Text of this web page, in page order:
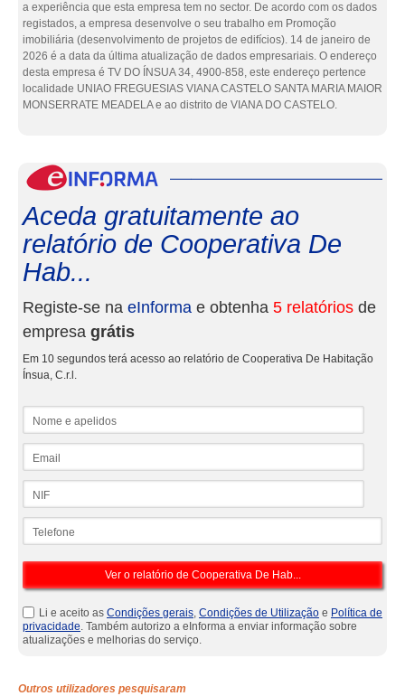
a experiência que esta empresa tem no sector. De acordo com os dados
registados, a empresa desenvolve o seu trabalho em Promoção
imobiliária (desenvolvimento de projetos de edifícios). 14 de janeiro de
2026 é a data da última atualização de dados empresariais. O endereço
desta empresa é TV DO ÍNSUA 34, 4900-858, este endereço pertence
localidade UNIAO FREGUESIAS VIANA CASTELO SANTA MARIA MAIOR
MONSERRATE MEADELA e ao distrito de VIANA DO CASTELO.
Aceda gratuitamente ao
relatório de Cooperativa De
Hab...
Registe-se na eInforma e obtenha 5 relatórios de
empresa grátis
Em 10 segundos terá acesso ao relatório de Cooperativa De Habitação
Ínsua, C.r.l.
Li e aceito as Condições gerais, Condições de Utilização e Política de
privacidade. Também autorizo a eInforma a enviar informação sobre
atualizações e melhorias do serviço.
Outros utilizadores pesquisaram